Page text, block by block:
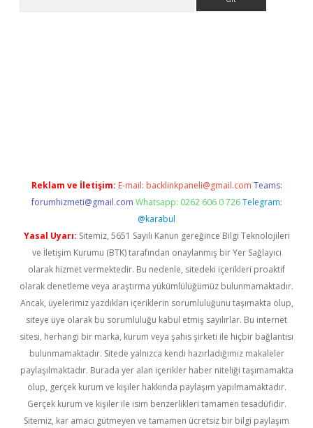
Reklam ve İletişim: E-mail: backlinkpaneli@gmail.com Teams:
forumhizmeti@gmail.com Whatsapp: 0262 606 0 726 Telegram:
@karabul
Yasal Uyarı: Sitemiz, 5651 Sayılı Kanun gereğince Bilgi Teknolojileri
ve İletişim Kurumu (BTK) tarafından onaylanmış bir Yer Sağlayıcı
olarak hizmet vermektedir. Bu nedenle, sitedeki içerikleri proaktif
olarak denetleme veya araştırma yükümlülüğümüz bulunmamaktadır.
Ancak, üyelerimiz yazdıkları içeriklerin sorumluluğunu taşımakta olup,
siteye üye olarak bu sorumluluğu kabul etmiş sayılırlar. Bu internet
sitesi, herhangi bir marka, kurum veya şahıs şirketi ile hiçbir bağlantısı
bulunmamaktadır. Sitede yalnızca kendi hazırladığımız makaleler
paylaşılmaktadır. Burada yer alan içerikler haber niteliği taşımamakta
olup, gerçek kurum ve kişiler hakkında paylaşım yapılmamaktadır.
Gerçek kurum ve kişiler ile isim benzerlikleri tamamen tesadüfidir.
Sitemiz, kar amacı gütmeyen ve tamamen ücretsiz bir bilgi paylaşım